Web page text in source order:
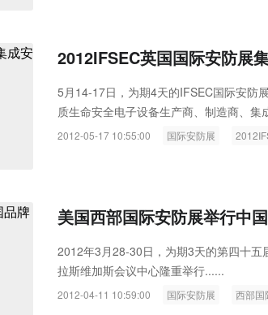
2012IFSEC英国国际安防展
5月14-17日，为期4天的IFSEC国际安防
质生命安全电子设备生产商、制造商、
宴......
2012-05-17 10:55:00 国际安防展
美国西部国际安防展举行中
2012年3月28-30日，为期3天的第四十
拉斯维加斯会议中心隆重举行......
2012-04-11 10:59:00 国际安防展 西部国